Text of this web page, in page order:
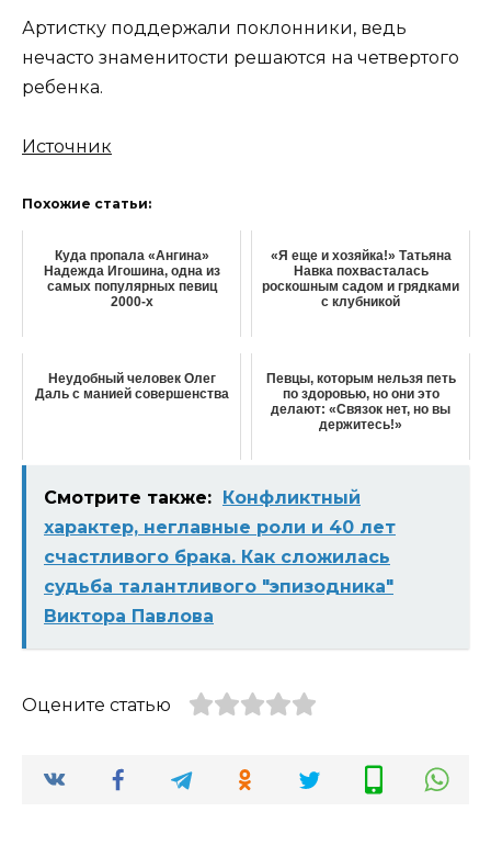
Артистку поддержали поклонники, ведь
нечасто знаменитости решаются на четвертого
ребенка.
Источник
Похожие статьи:
Куда пропала «Ангина»
Надежда Игошина, одна из
самых популярных певиц
2000-х
«Я еще и хозяйка!» Татьяна
Навка похвасталась
роскошным садом и грядками
с клубникой
Неудобный человек Олег
Даль с манией совершенства
Певцы, которым нельзя петь
по здоровью, но они это
делают: «Связок нет, но вы
держитесь!»
Смотрите также: Конфликтный
характер, неглавные роли и 40 лет
счастливого брака. Как сложилась
судьба талантливого "эпизодника"
Виктора Павлова
Оцените статью